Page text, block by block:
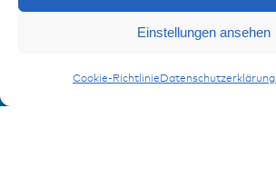
Einstellungen ansehen
Cookie-Richtlinie Datenschutzerklärung
Ringkabelschuhe